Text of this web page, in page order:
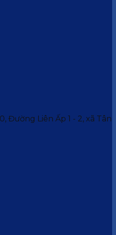
Đường Liên Ấp 1 - 2, xã Tân